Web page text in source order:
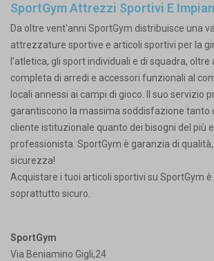
SportGym Attrezzi Sportivi E
Da oltre vent'anni SportGym distribuisce una
attrezzature sportive e articoli sportivi per la
l’atletica, gli sport individuali e di squadra, oltre
completa di arredi e accessori funzionali al
locali annessi ai campi di gioco. Il suo servizio
garantiscono la massima soddisfazione tanto
cliente istituzionale quanto dei bisogni del più
professionista. SportGym è garanzia di
sicurezza!
Acquistare i tuoi articoli sportivi su SportGym
soprattutto sicuro.
SportGym
Via Beniamino Gigli,24